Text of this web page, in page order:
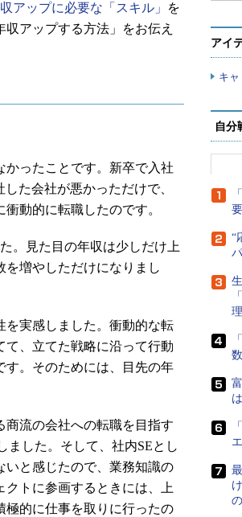
アップに必要な「スキル」
を
アップする方法」をお伝え
ったことです。新卒で入社
た会社が悪かっただけで、
動的に転職したのです。
。見た目の年収は少しだけ上
増やしただけになりまし
実感しました。衝動的な転
、立てた戦略に沿って行動
す。そのためには、目先の年
流の会社への転職を目指す
ました。そして、社内SEとし
いと感じたので、業務知識の
クトに参画するときには、上
極的に仕事を取りに行ったの
アイ
キ
自分
“